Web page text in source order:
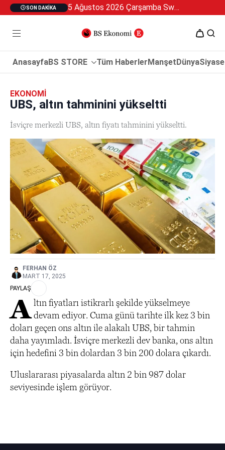
SON DAKIKA 5 Ağustos 2026 Çarşamba Swan Özel 2
AnasayfaBS STORE Tüm HaberlerManşetDünya
EKONOMI
UBS, altın tahminini yükseltti
İsviçre merkezli UBS, altın fiyatı tahminini yükseltti.
FERHAN ÖZ
MART 17, 2025
PAYLAŞ
A ltın fiyatları istikrarlı şekilde yükselmeye
devam ediyor. Cuma günü tarihte ilk kez 3 bin
doları geçen ons altın ile alakalı UBS, bir tahmin
daha yayımladı. İsviçre merkezli dev banka, ons altın
için hedefini 3 bin dolardan 3 bin 200 dolara çıkardı.
Uluslararası piyasalarda altın 2 bin 987 dolar
seviyesinde işlem görüyor.